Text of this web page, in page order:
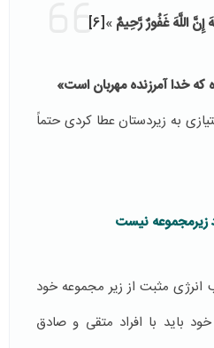
إِنَّ اللَّهَ غَفُورٌ رَّحِيمٌ »
[6]
كه خدا آمرزنده مهربان است»
به زیردستان عطا کردی حتماً
زیرمجموعه نیست
مثبت از زیر مجموعه خود
باید با افراد متقی و صادق